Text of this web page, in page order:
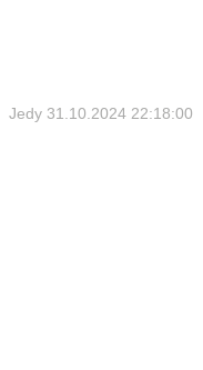
Jedy 31.10.2024 22:18:00